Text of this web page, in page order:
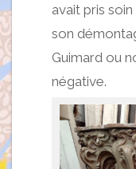
avait pris
son
Guimard ou
négative.